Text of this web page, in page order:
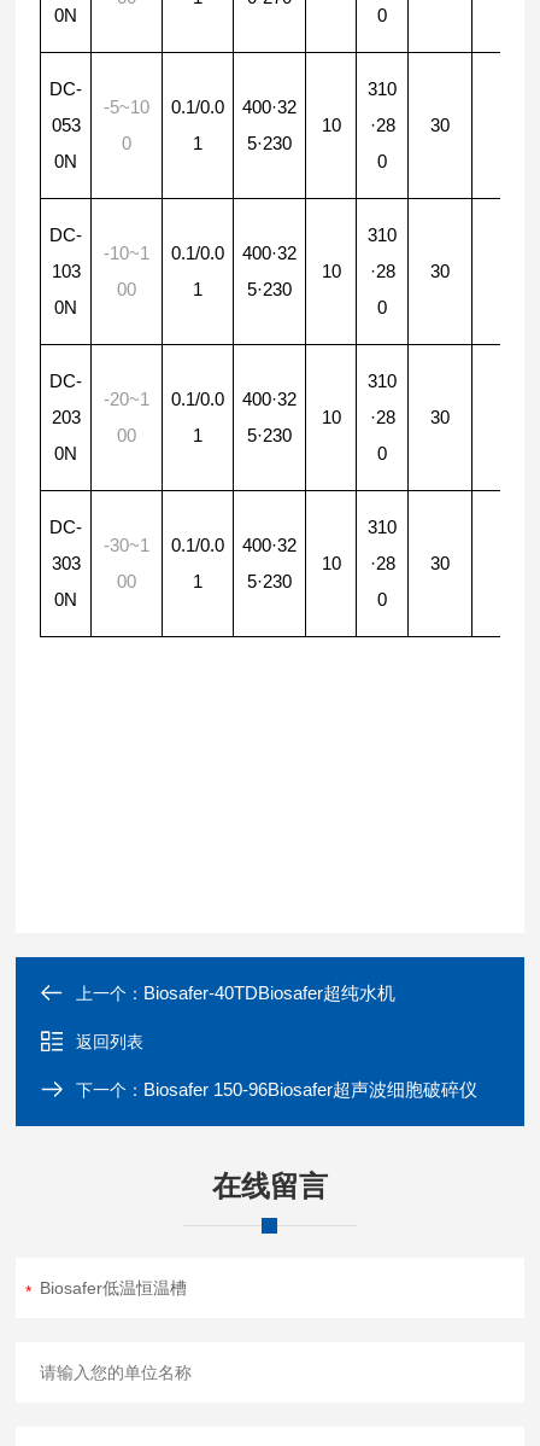
0N
0
DC-
053
0N
-5~10
0
0.1/0.0
1
400·32
5·230
10
310
·28
0
30
DC-
103
0N
-10~1
00
0.1/0.0
1
400·32
5·230
10
310
·28
0
30
DC-
203
0N
-20~1
00
0.1/0.0
1
400·32
5·230
10
310
·28
0
30
DC-
303
0N
-30~1
00
0.1/0.0
1
400·32
5·230
10
310
·28
0
30
上一个： Biosafer-40TDBiosafer超纯水机
返回列表
下一个： Biosafer 150-96Biosafer超声波细胞破碎仪
在线留言